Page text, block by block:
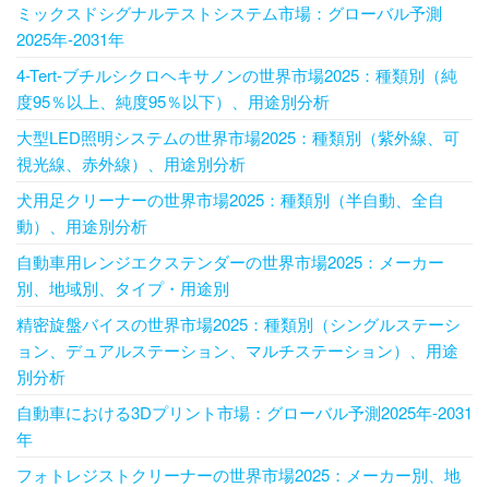
ミックスドシグナルテストシステム市場：グローバル予測
2025年-2031年
4-Tert-ブチルシクロヘキサノンの世界市場2025：種類別（純
度95％以上、純度95％以下）、用途別分析
大型LED照明システムの世界市場2025：種類別（紫外線、可
視光線、赤外線）、用途別分析
犬用足クリーナーの世界市場2025：種類別（半自動、全自
動）、用途別分析
自動車用レンジエクステンダーの世界市場2025：メーカー
別、地域別、タイプ・用途別
精密旋盤バイスの世界市場2025：種類別（シングルステーシ
ョン、デュアルステーション、マルチステーション）、用途
別分析
自動車における3Dプリント市場：グローバル予測2025年-2031
年
フォトレジストクリーナーの世界市場2025：メーカー別、地